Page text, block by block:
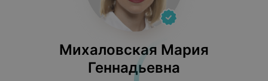
Михаловская Мария
Геннадьевна